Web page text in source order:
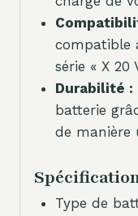
compatible
série « X 20
Durabilité :
batterie
de manière
Type de